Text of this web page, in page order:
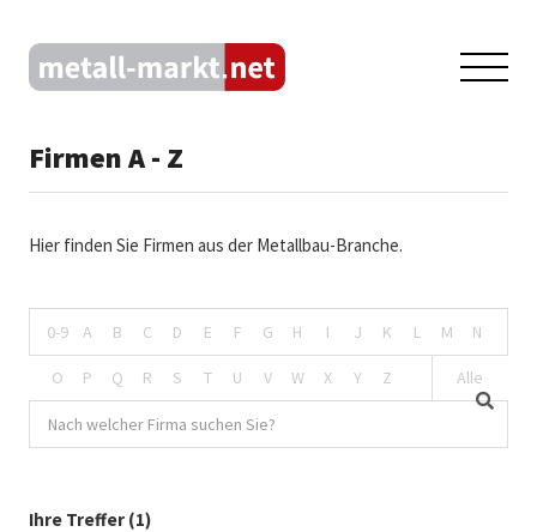
Firmen A - Z
Hier finden Sie Firmen aus der Metallbau-Branche.
0-9 A B C D E F G H I J K L M N
O P Q R S T U V W X Y Z Alle
Ihre Treffer (1)